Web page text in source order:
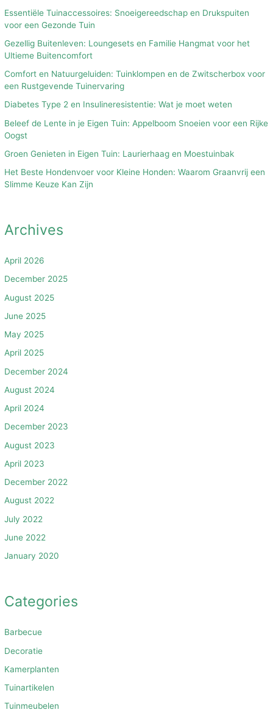
Essentiële Tuinaccessoires: Snoeigereedschap en Drukspuiten
voor een Gezonde Tuin
Gezellig Buitenleven: Loungesets en Familie Hangmat voor het
Ultieme Buitencomfort
Comfort en Natuurgeluiden: Tuinklompen en de Zwitscherbox voor
een Rustgevende Tuinervaring
Diabetes Type 2 en Insulineresistentie: Wat je moet weten
Beleef de Lente in je Eigen Tuin: Appelboom Snoeien voor een Rijke
Oogst
Groen Genieten in Eigen Tuin: Laurierhaag en Moestuinbak
Het Beste Hondenvoer voor Kleine Honden: Waarom Graanvrij een
Slimme Keuze Kan Zijn
Archives
April 2026
December 2025
August 2025
June 2025
May 2025
April 2025
December 2024
August 2024
April 2024
December 2023
August 2023
April 2023
December 2022
August 2022
July 2022
June 2022
January 2020
Categories
Barbecue
Decoratie
Kamerplanten
Tuinartikelen
Tuinmeubelen